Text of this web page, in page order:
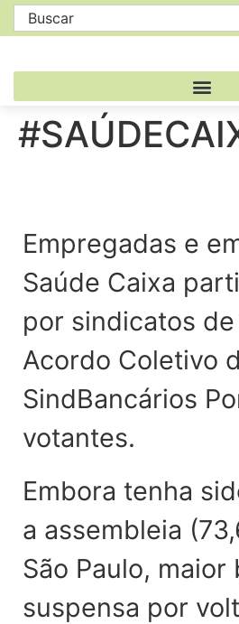
Empregadas e
Saúde Caixa
por sindicatos
Acordo Coletivo
SindBancários
votantes.
Embora tenha
a assembleia
São Paulo,
suspensa por